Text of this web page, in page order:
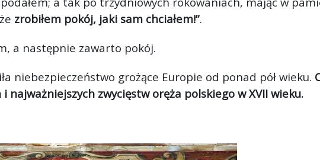
zrobiłem pokój, jaki sam chciałem!”.
a następnie zawarto pokój.
niebezpieczeństwo grożące Europie od ponad pół wieku.
zwycięstw oręża polskiego w XVII wieku.